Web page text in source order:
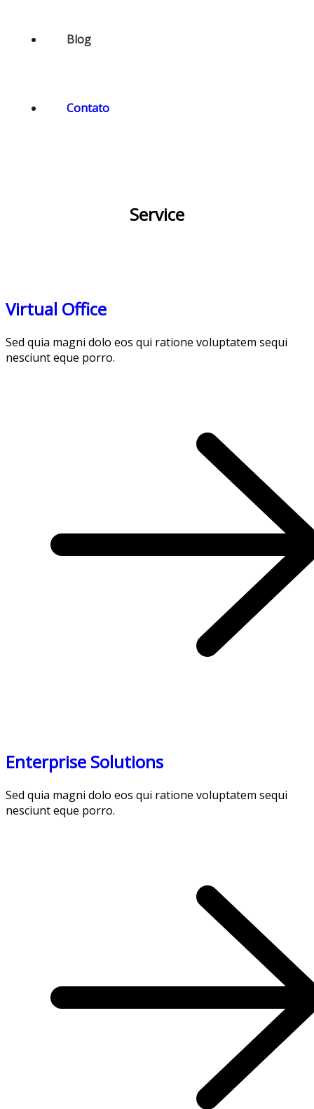
Blog
Contato
Service
Virtual Office
Sed quia magni dolo eos qui ratione voluptatem sequi
nesciunt eque porro.
Enterprise Solutions
Sed quia magni dolo eos qui ratione voluptatem sequi
nesciunt eque porro.